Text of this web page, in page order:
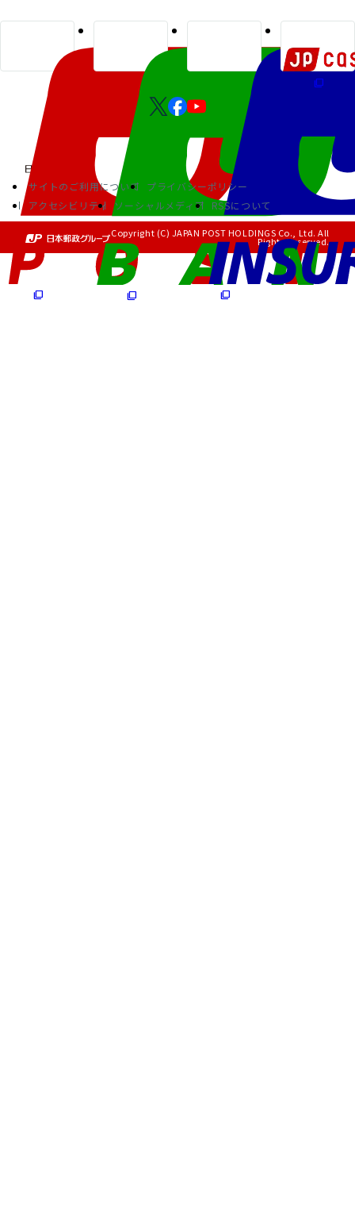
サイトのご利用について
プライバシーポリシー
アクセシビリティ
ソーシャルメディア RSSについて
Copyright (C) JAPAN POST HOLDINGS Co., Ltd. All
Rights Reserved.